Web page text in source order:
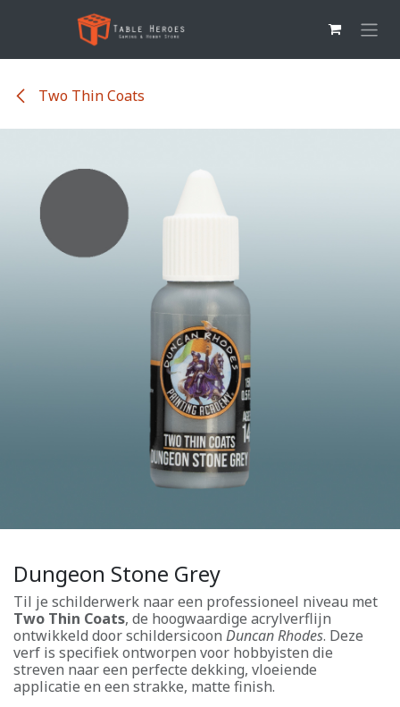
Overslaan naar inhoud
Two Thin Coats
Dungeon Stone Grey
Til je schilderwerk naar een professioneel niveau met
Two Thin Coats, de hoogwaardige acrylverflijn
ontwikkeld door schildersicoon Duncan Rhodes. Deze
verf is specifiek ontworpen voor hobbyisten die
streven naar een perfecte dekking, vloeiende
applicatie en een strakke, matte finish.